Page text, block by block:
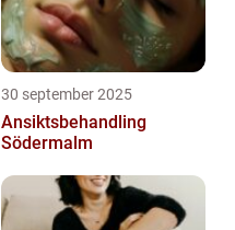
30 september 2025
Ansiktsbehandling
Södermalm